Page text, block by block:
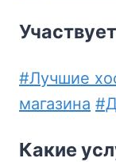
#Лучшие
магазина
Какие